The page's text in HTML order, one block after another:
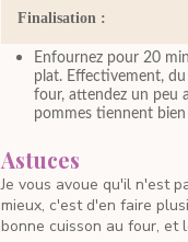
Finalisation :
Enfournez pour 20
plat. Effectivement,
four, attendez un peu
pommes tiennent
Astuces
Je vous avoue qu'il n'est pas facile de réaliser une très belle tarte tatin. Le
mieux, c'est d'en faire
bonne cuisson au four, et